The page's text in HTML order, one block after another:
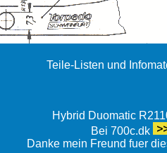
Teile-Listen und
Hybrid Duomatic
Bei 700c.dk
Danke mein Freund fuer